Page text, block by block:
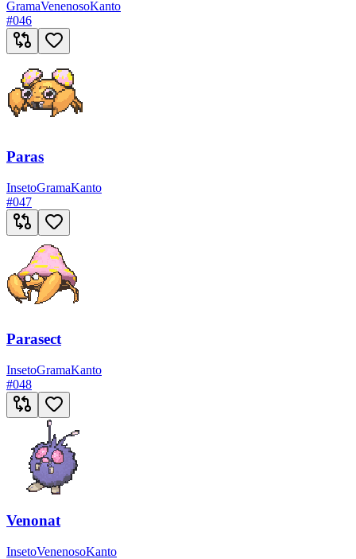
GramaVenenosoKanto
#046
Paras
InsetoGramaKanto
#047
Parasect
InsetoGramaKanto
#048
Venonat
InsetoVenenosoKanto